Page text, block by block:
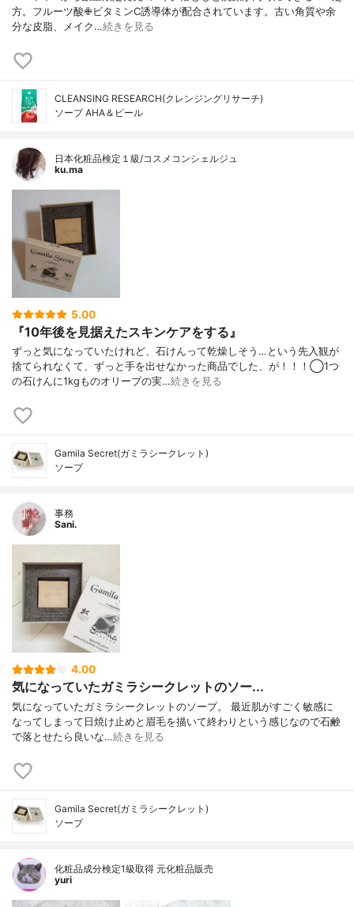
方。フルーツ酸✙ビタミンC誘導体が配合されています。古い角質や余
分な皮脂、メイク…続きを見る
CLEANSING RESEARCH(クレンジングリサーチ)
ソープ AHA＆ピール
日本化粧品検定１級/コスメコンシェルジュ
ku.ma
5.00
『10年後を見据えたスキンケアをする』
ずっと気になっていたけれど、石けんって乾燥しそう…という先入観が
捨てられなくて、ずっと手を出せなかった商品でした、が！！！◯1つ
の⽯けんに1kgものオリーブの実…続きを見る
Gamila Secret(ガミラシークレット)
ソープ
事務
Sani.
4.00
気になっていたガミラシークレットのソー...
気になっていたガミラシークレットのソープ。 最近肌がすごく敏感に
なってしまって日焼け止めと眉毛を描いて終わりという感じなので石鹸
で落とせたら良いな…続きを見る
Gamila Secret(ガミラシークレット)
ソープ
化粧品成分検定1級取得 元化粧品販売
yuri